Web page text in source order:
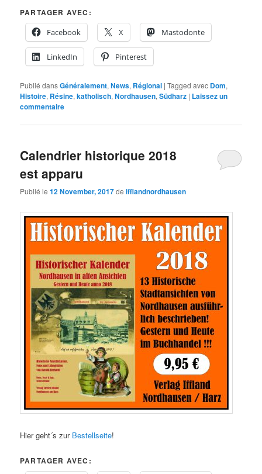
PARTAGER AVEC:
Facebook
X Mastodonte
LinkedIn Pinterest
Publié dansGénéralement,News, Régional |Tagged avec Dom,
Histoire, Résine,katholisch,Nordhausen,Südharz | Laissez un
commentaire
Calendrier historique 2018
est apparu
Publié le12 November, 2017deifflandnordhausen
Hier geht´s zur Bestellseite!
PARTAGER AVEC: